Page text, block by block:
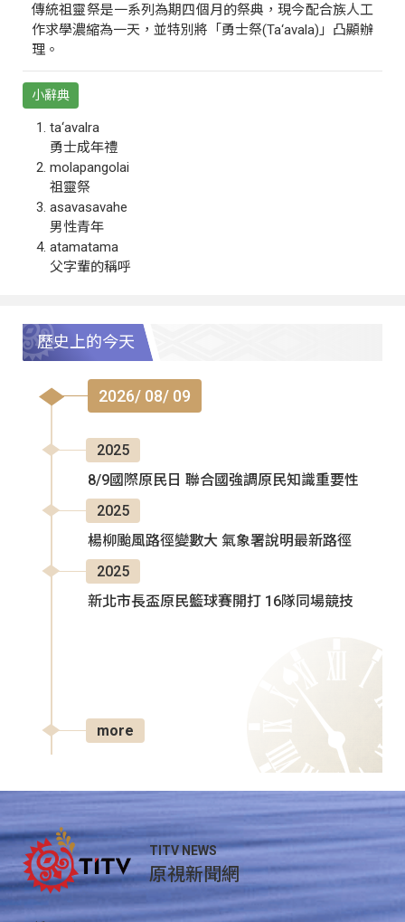
傳統祖靈祭是一系列為期四個月的祭典，現今配合族人工
作求學濃縮為一天，並特別將「勇士祭(Ta‘avala)」凸顯辦
理。
小辭典
ta‘avalra
勇士成年禮
molapangolai
祖靈祭
asavasavahe
男性青年
atamatama
父字輩的稱呼
歷史上的今天
2026/ 08/ 09
2025
8/9國際原民日 聯合國強調原民知識重要性
2025
楊柳颱風路徑變數大 氣象署說明最新路徑
2025
新北市長盃原民籃球賽開打 16隊同場競技
more
TITV NEWS
原視新聞網